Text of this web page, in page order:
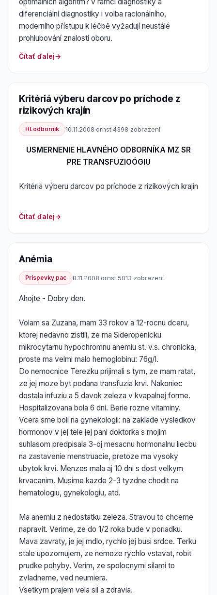
diferenciální diagnostiky i volba racionálního,
moderního přístupu k léčbě vyžadují neustálé
prohlubování znalostí oboru.
Čítať ďalej
Kritériá výberu darcov po príchode z
rizikových krajín
Hl.odborník 10.11.2008·ornst·4398 zobrazení
USMERNENIE HLAVNÉHO ODBORNÍKA MZ SR
PRE TRANSFUZIOÓGIU
Kritériá výberu darcov po príchode z rizikových krajín
Čítať ďalej
Anémia
Príspevky pac 8.11.2008·ornst·5013 zobrazení
Ahojte - Dobry den.
Volam sa Zuzana, mam 33 rokov a 12-rocnu dceru,
ktorej nedavno zistili, ze ma Sideropenicku
mikrocytarnu hypochromnu anemiu st. v.s. chronicka,
proste ma velmi malo hemoglobinu: 76g/l.
Do nemocnice Terezku prijimali s tym, ze mam ratat,
ze jej moze byt podana transfuzia krvi. Nakoniec
dostala infuziu a 5 davok zeleza v kvapalnej forme.
Hospitalizovana bola 6 dni. Berie rozne vitaminy.
Vcera sme boli na gynekologii: na zaklade vysledkov
hormonov v jej tele jej pani doktorka s mojim
suhlasom predpisala 3-oj mesacnu hormonalnu liecbu
na zastavenie menstruacie, pretoze ma vysoky
ubytok krvi. Menzes mala aj 10 dni s dost velkym
krvacanim. Musime kazde 2-3 tyzdne chodit na
hematologiu, gynekologiu, atd.
Ma anemiu z nedostatku zeleza. Stravou to chceme
napravit. Verime, ze do 1/2 roka bude v poriadku.
Mava zavraty, je jej mdlo, rychlo jej busi srdce. Terku
stale upozornujem, ze nemoze rychlo vstavat, robit
prudke pohyby. Verim, ze spolocnymi silami to
zvladneme, ved neumiera.
Vsetkym prajem vela sil a zdravia.